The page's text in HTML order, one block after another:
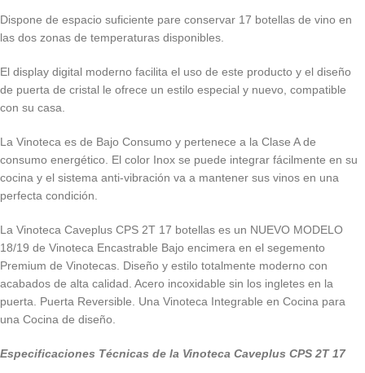
Dispone de espacio suficiente pare conservar 17 botellas de vino en
las dos zonas de temperaturas disponibles.
El display digital moderno facilita el uso de este producto y el diseño
de puerta de cristal le ofrece un estilo especial y nuevo, compatible
con su casa.
La Vinoteca es de Bajo Consumo y pertenece a la Clase A de
consumo energético. El color Inox se puede integrar fácilmente en su
cocina y el sistema anti-vibración va a mantener sus vinos en una
perfecta condición.
La Vinoteca Caveplus CPS 2T 17 botellas es un NUEVO MODELO
18/19 de Vinoteca Encastrable Bajo encimera en el segemento
Premium de Vinotecas. Diseño y estilo totalmente moderno con
acabados de alta calidad. Acero incoxidable sin los ingletes en la
puerta. Puerta Reversible. Una Vinoteca Integrable en Cocina para
una Cocina de diseño.
Especificaciones Técnicas de la Vinoteca Caveplus CPS 2T 17